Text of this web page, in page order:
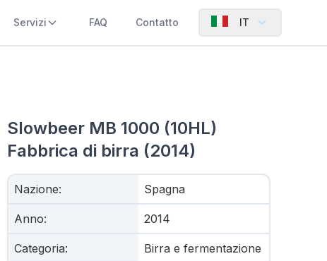
Servizi FAQ Contatto IT
Slowbeer MB 1000 (10HL)
Fabbrica di birra (2014)
Nazione: Spagna
Anno: 2014
Categoria: Birra e fermentazione